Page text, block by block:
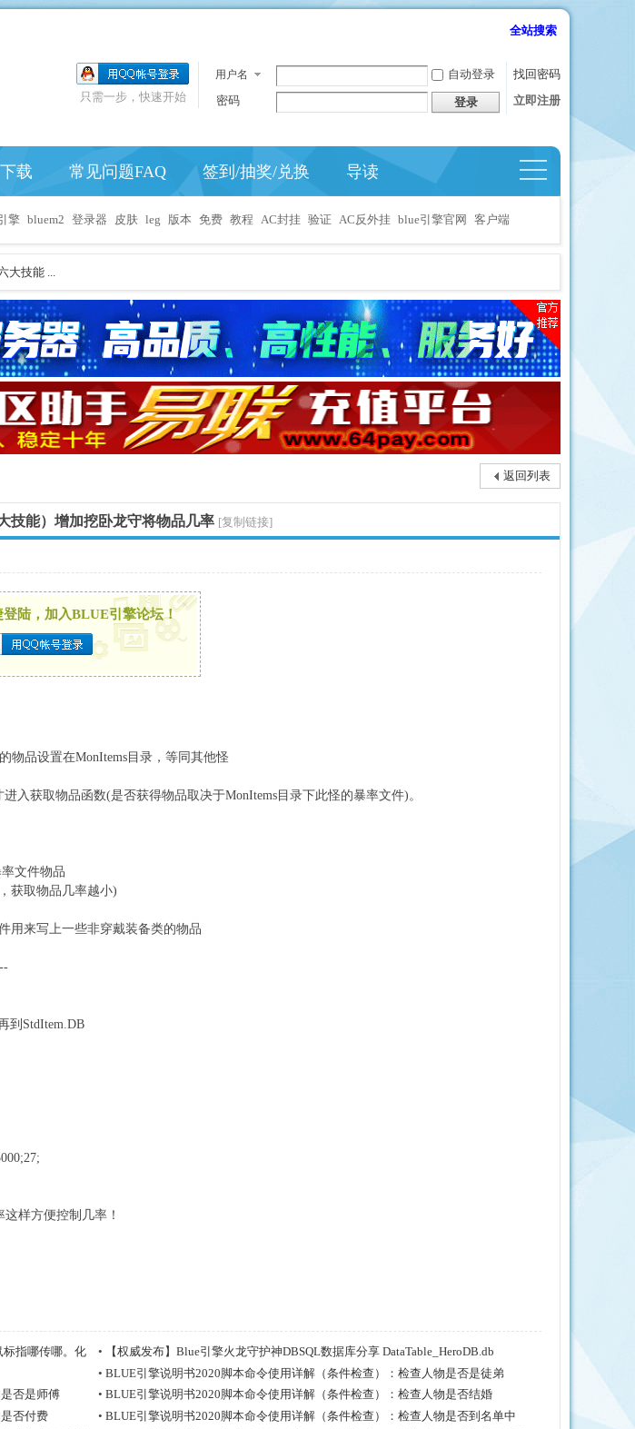
全站搜索
用户名 自动登录
找回密码
密码
登录 立即注册
只需一步，快速开始
载 常见问题FAQ 签到/抽奖/兑换 导读
擎 bluem2 登录器 皮肤 leg 版本 免费 教程 AC封挂 验证 AC反外挂 blue引擎官网 客户端
大技能 ...
返回列表
技能）增加挖卧龙守将物品几率 [复制链接]
陆，加入BLUE引擎论坛！
×
物品设置在MonItems目录，等同其他怪
入获取物品函数(是否获得物品取决于MonItems目录下此怪的暴率文件)。
文件物品
获取物品几率越小)
用来写上一些非穿戴装备类的物品
到StdItem.DB
样方便控制几率！
指哪传哪。化
•
【权威发布】Blue引擎火龙守护神DBSQL数据库分享 DataTable_HeroDB.db
• BLUE引擎说明书2020脚本命令使用详解（条件检查）：检查人物是否是徒弟
否是师傅 • BLUE引擎说明书2020脚本命令使用详解（条件检查）：检查人物是否结婚
否付费 • BLUE引擎说明书2020脚本命令使用详解（条件检查）：检查人物是否到名单中